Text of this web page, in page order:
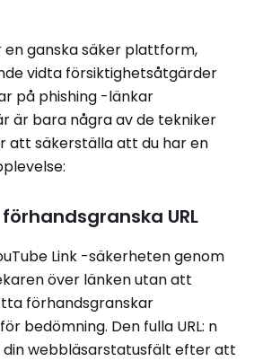
en ganska säker plattform,
vidta försiktighetsåtgärder
på phishing -länkar
är bara några av de tekniker
att säkerställa att du har en
URL
Link -säkerheten genom
över länken utan att
förhandsgranskar
bedömning. Den fulla URL: n
din webbläsarstatusfält efter att